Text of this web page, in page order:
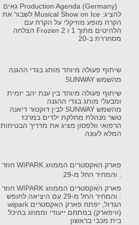
Production Agenda (Germany) גאים
להציג: Musical Show on Ice לשבור את
הקרח מופע מוזיקלי על הקרח עם
הלהיטים מתוך 1 ו Frozen 2 הצלחה
מסחררת ב-20
שיתוף פעולה מיוחד מותג בגדי ההגנה
מהשמש SUNWAY
שיתוף פעולה מיוחד בין ענת יהב יזמית
ומבעלי מותג בגדי ההגנה
מהשמש SUNWAY לבין דוקטור דיאנה
טשר מנהלת מחלקת ילדים במרכז
הרפואי וולפסון מציג את מדריך הבטיחות
המלא לעונה
פארק האקסטרים הממוזג WIPARK חוזר
: והמחיר החל מ-29
פארק האקסטרים הממוזג WIPARK חוזר
: והמחיר החל מ-29 עם היציאה לחופש
הגדול, יפתח פארק האקסטרים wipark
(וויפארק) במתחם ייעודי וממוזג בהיכל
בית מכבי בראשון